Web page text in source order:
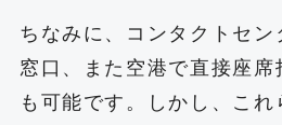
ちなみに、コンタクトセ
窓口、また空港で直接座席
も可能です。しかし、こ